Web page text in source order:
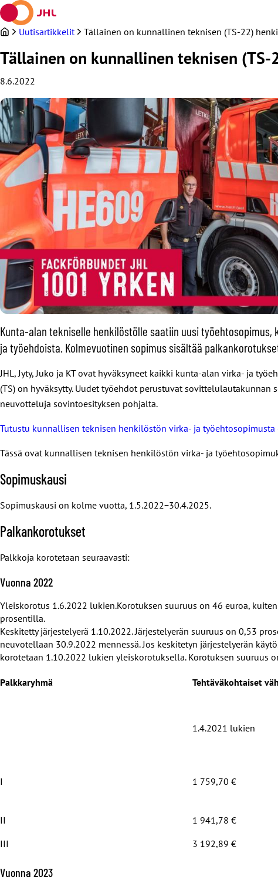
Siirry
sisältöön
Uutisartikkelit Tällainen on kunnallinen teknisen (TS-22)
Tällainen on kunnallinen teknisen
8.6.2022
Kunta-alan tekniselle henkilöstölle saatiin uusi
ja työehdoista. Kolmevuotinen sopimus sisältää
JHL, Jyty, Juko ja KT ovat hyväksyneet kaikki kunta-alan virka- ja
(TS) on hyväksytty. Uudet työehdot perustuvat sovittelulautakunnan
neuvotteluja sovintoesityksen pohjalta.
Tutustu kunnallisen teknisen henkilöstön virka- ja työehtosopimusta
Tässä ovat kunnallisen teknisen henkilöstön virka- ja
Sopimuskausi
Sopimuskausi on kolme vuotta, 1.5.2022−30.4.2025.
Palkankorotukset
Palkkoja korotetaan seuraavasti:
Vuonna 2022
Yleiskorotus 1.6.2022 lukien.Korotuksen suuruus on 46 euroa,
prosentilla.
Keskitetty järjestelyerä 1.10.2022. Järjestelyerän suuruus on 0,53
neuvotellaan 30.9.2022 mennessä. Jos keskitetyn järjestelyerän
korotetaan 1.10.2022 lukien yleiskorotuksella. Korotuksen suuruus
Palkkaryhmä Tehtäväkohtaiset
1.4.2021 lukien
I 1 759,70 €
II 1 941,78 €
III
3 192,89 €
Vuonna 2023